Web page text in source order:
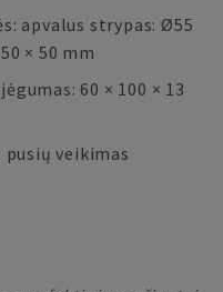
apvalus strypas: Ø55
× 50 mm
60 × 100 × 13
veikimas